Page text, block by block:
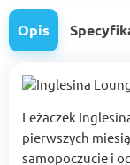
Opis
Leżaczek
pierwszych
samopoczucie i